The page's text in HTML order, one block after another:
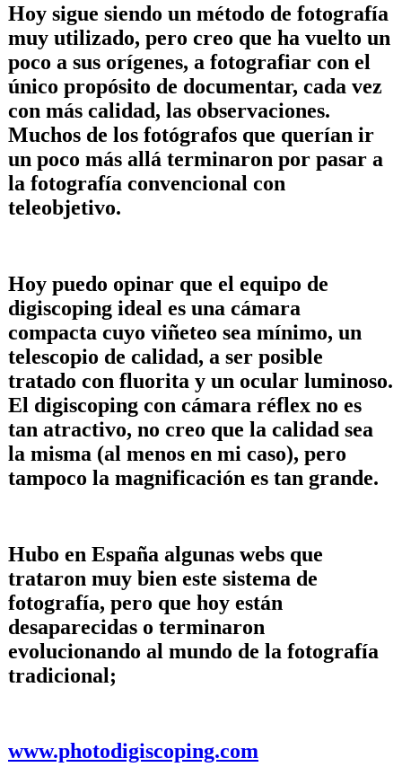
Hoy sigue siendo un método de fotografía
muy utilizado, pero creo que ha vuelto un
poco a sus orígenes, a fotografiar con el
único propósito de documentar, cada vez
con más calidad, las observaciones.
Muchos de los fotógrafos que querían ir
un poco más allá terminaron por pasar a
la fotografía convencional con
teleobjetivo.
Hoy puedo opinar que el equipo de
digiscoping ideal es una cámara
compacta cuyo viñeteo sea mínimo, un
telescopio de calidad, a ser posible
tratado con fluorita y un ocular luminoso.
El digiscoping con cámara réflex no es
tan atractivo, no creo que la calidad sea
la misma (al menos en mi caso), pero
tampoco la magnificación es tan grande.
Hubo en España algunas webs que
trataron muy bien este sistema de
fotografía, pero que hoy están
desaparecidas o terminaron
evolucionando al mundo de la fotografía
tradicional;
www.photodigiscoping.com